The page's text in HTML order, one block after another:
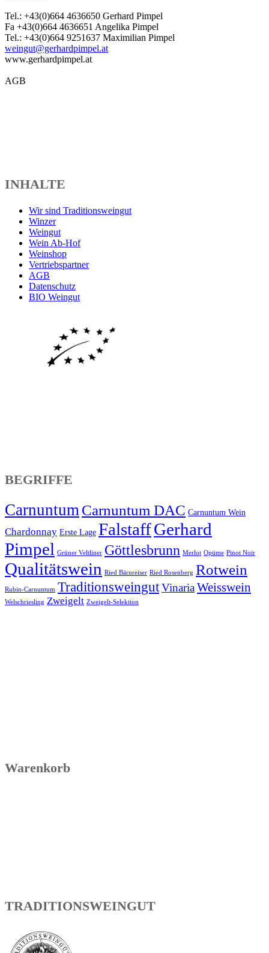
Tel.: +43(0)664 4636650 Gerhard Pimpel
Fa +43(0)664 4636651 Angelika Pimpel
Tel.: +43(0)664 9251637 Maximilian Pimpel
weingut@gerhardpimpel.at
www.gerhardpimpel.at
AGB
INHALTE
Wir sind Traditionsweingut
Winzer
Weingut
Wein Ab-Hof
Weinshop
Vertriebspartner
AGB
Datenschutz
BIO Weingut
BEGRIFFE
CarnuntumCarnuntum DAC Carnuntum Wein
Chardonnay Erste Lage FalstaffGerhard
Pimpel Grüner Veltliner Göttlesbrunn Merlot Optime Pinot Noir
Qualitätswein Ried Bärnreiser Ried Rosenberg Rotwein
Rubin-Carnuntum TraditionsweingutVinariaWeisswein
Welschriesling Zweigelt Zweigelt-Selektion
Warenkorb
TRADITIONSWEINGUT